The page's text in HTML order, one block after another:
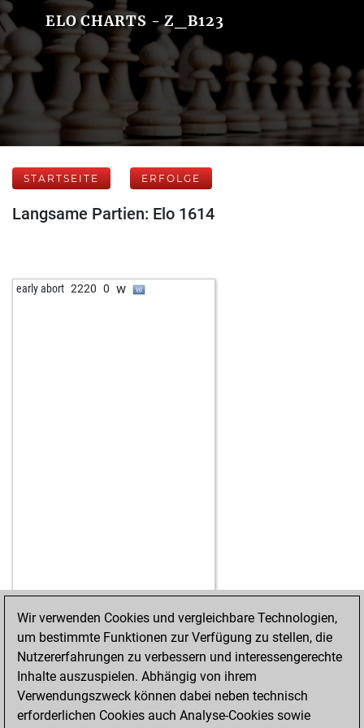
ELO CHARTS - Z_B123
STARTSEITE ERFOLGE
Langsame Partien: Elo 1614
early abort 2220 0 w
STARTSEITE ERFOLGE
Wir verwenden Cookies und vergleichbare Technologien,
um bestimmte Funktionen zur Verfügung zu stellen, die
Nutzererfahrungen zu verbessern und interessengerechte
Inhalte auszuspielen. Abhängig von ihrem
Verwendungszweck können dabei neben technisch
erforderlichen Cookies auch Analyse-Cookies sowie